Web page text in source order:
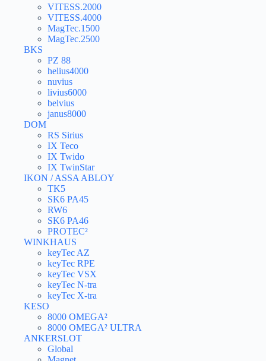
VITESS.2000
VITESS.4000
MagTec.1500
MagTec.2500
BKS
PZ 88
helius4000
nuvius
livius6000
belvius
janus8000
DOM
RS Sirius
IX Teco
IX Twido
IX TwinStar
IKON / ASSA ABLOY
TK5
SK6 PA45
RW6
SK6 PA46
PROTEC²
WINKHAUS
keyTec AZ
keyTec RPE
keyTec VSX
keyTec N-tra
keyTec X-tra
KESO
8000 OMEGA²
8000 OMEGA² ULTRA
ANKERSLOT
Global